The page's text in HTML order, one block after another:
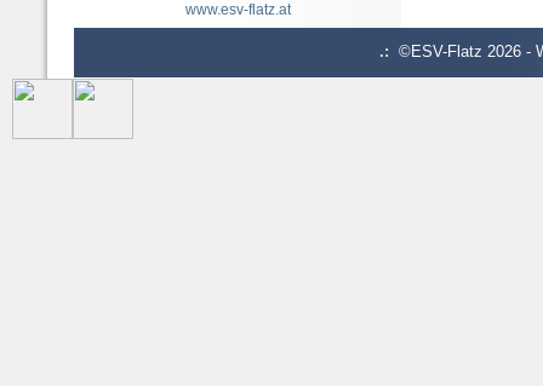
www.esv-flatz.at
.: ©ESV-Flatz 2026 -